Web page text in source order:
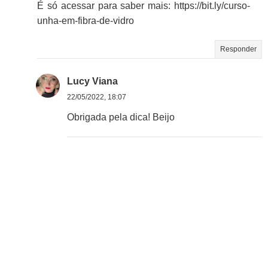
É só acessar para saber mais: https://bit.ly/curso-
unha-em-fibra-de-vidro
Responder
Lucy Viana
22/05/2022, 18:07
Obrigada pela dica! Beijo